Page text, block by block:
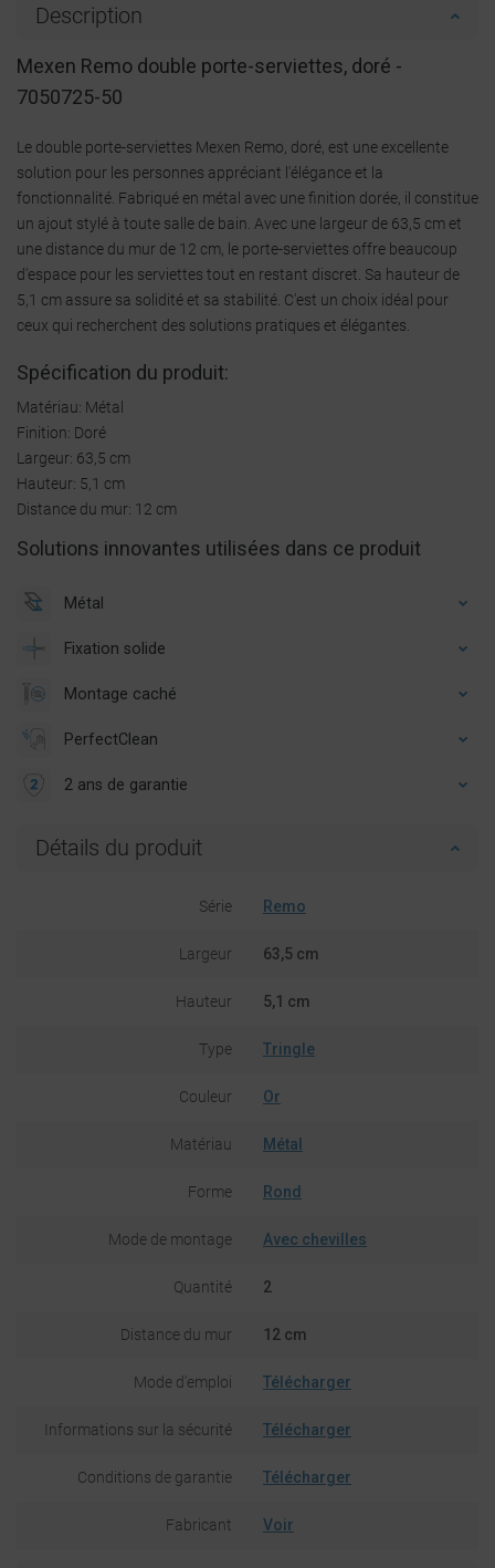
Description
Mexen Remo double porte-serviettes, doré -
7050725-50
Le double porte-serviettes Mexen Remo, doré, est une excellente
solution pour les personnes appréciant l'élégance et la
fonctionnalité. Fabriqué en métal avec une finition dorée, il constitue
un ajout stylé à toute salle de bain. Avec une largeur de 63,5 cm et
une distance du mur de 12 cm, le porte-serviettes offre beaucoup
d'espace pour les serviettes tout en restant discret. Sa hauteur de
5,1 cm assure sa solidité et sa stabilité. C'est un choix idéal pour
ceux qui recherchent des solutions pratiques et élégantes.
Spécification du produit:
Matériau: Métal
Finition: Doré
Largeur: 63,5 cm
Hauteur: 5,1 cm
Distance du mur: 12 cm
Solutions innovantes utilisées dans ce produit
Métal
Fixation solide
Montage caché
PerfectClean
2 ans de garantie
Détails du produit
Série Remo
Largeur 63,5 cm
Hauteur 5,1 cm
Type Tringle
Couleur Or
Matériau Métal
Forme Rond
Mode de montage Avec chevilles
Quantité 2
Distance du mur 12 cm
Mode d'emploi Télécharger
Informations sur la sécurité Télécharger
Conditions de garantie Télécharger
Fabricant Voir